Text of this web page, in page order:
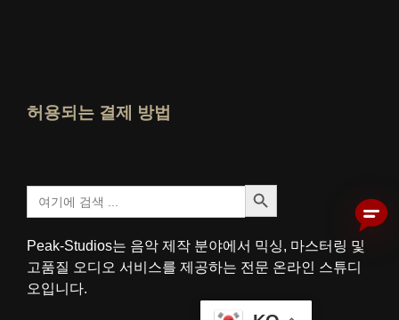
허용되는 결제 방법
검
색
:
검색 버튼
Peak-Studios는 음악 제작 분야에서 믹싱, 마스터링 및
고품질 오디오 서비스를 제공하는 전문 온라인 스튜디
오입니다.